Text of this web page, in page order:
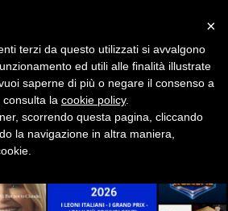
×
terzi da questo utilizzati si avvalgono
ed utili alle finalità illustrate
saperne di più o negare il consenso a
la cookie policy.
scorrendo questa pagina, cliccando
la navigazione in altra maniera,